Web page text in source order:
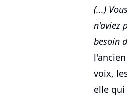
(...)
n'aviez
besoin
voix,
elle